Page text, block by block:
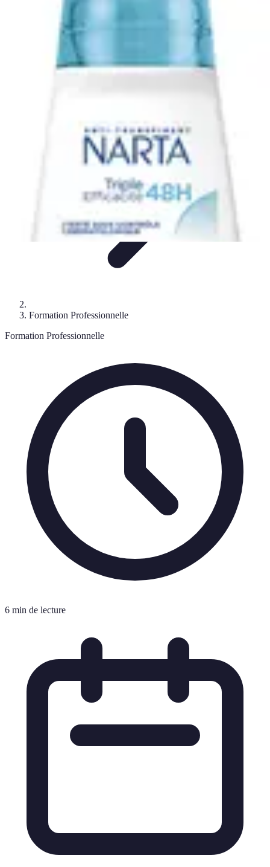
Ressources et Outils
Stratégies de
Méthodes de Formation Conception de formation
Training Pro
Formation Professionnelle
Formation Professionnelle
6 min de lecture